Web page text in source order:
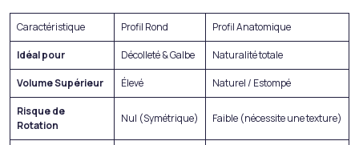
Caractéristique Profil Rond Profil Anatomique
Idéal pour Décolleté & Galbe Naturalité totale
Volume Supérieur Élevé Naturel / Estompé
Risque de
Rotation
Nul (Symétrique) Faible (nécessite une texture)